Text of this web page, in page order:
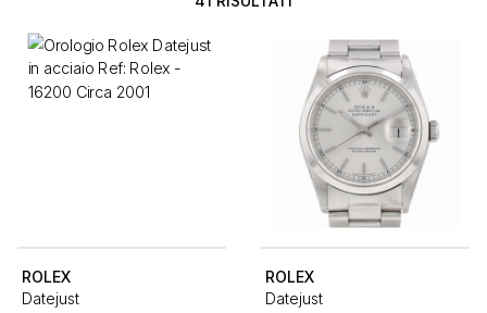
ROLEX
Datejust
ROLEX
Datejust